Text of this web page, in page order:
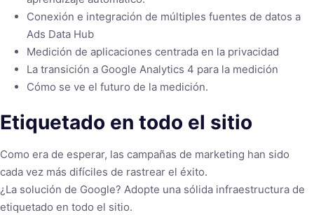
Conexión e integración de múltiples fuentes de datos a
Ads Data Hub
Medición de aplicaciones centrada en la privacidad
La transición a Google Analytics 4 para la medición
Cómo se ve el futuro de la medición.
Etiquetado en todo el sitio
Como era de esperar, las campañas de marketing han sido
cada vez más difíciles de rastrear el éxito.
¿La solución de Google? Adopte una sólida infraestructura de
etiquetado en todo el sitio.